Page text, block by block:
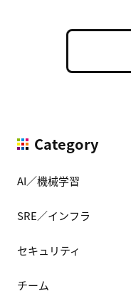
Category
AI／機械学習
SRE／インフラ
セキュリティ
チーム